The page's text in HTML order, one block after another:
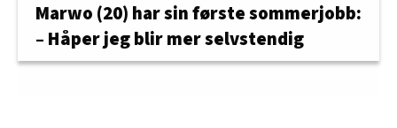
Marwo (20) har sin første sommerjobb:
– Håper jeg blir mer selvstendig